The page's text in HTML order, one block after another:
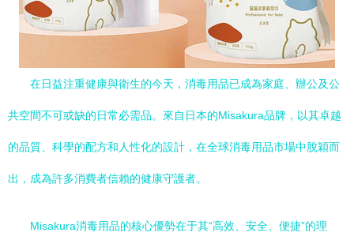
在日益注重健康與衛生的今天，消毒用品已成為家庭、辦公及公
共空間不可或缺的日常必需品。來自日本的Misakura品牌，以其卓越
的品質、科學的配方和人性化的設計，在全球消毒用品市場中脫穎而
出，成為許多消費者信賴的健康守護者。
Misakura消毒用品的核心優勢在于其“高效、安全、便捷”的理